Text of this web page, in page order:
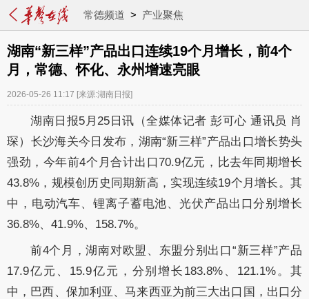
常德频道 > 产业聚焦
湖南“新三样”产品出口连续19个月增长，前4个
月，常德、怀化、永州增速亮眼
2026-05-26 11:17 [来源:湖南日报]
湖南日报5月25日讯（全媒体记者 彭可心 通讯员 肖
琛）长沙海关今日发布，湖南“新三样”产品出口增长势头
强劲，今年前4个月合计出口70.9亿元，比去年同期增长
43.8%，规模创历史同期新高，实现连续19个月增长。其
中，电动汽车、锂离子蓄电池、光伏产品出口分别增长
36.8%、41.9%、158.7%。
前4个月，湖南对欧盟、东盟分别出口“新三样”产品
17.9亿元、15.9亿元，分别增长183.8%、121.1%。其
中，巴西、保加利亚、马来西亚为前三大出口国，出口分